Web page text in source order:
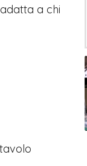
a chi